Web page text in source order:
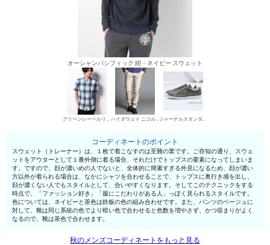
オーシャンパシフィック 紺・ネイビー スウェット
グリーンレーベルリラクシング シャツ ハイダウェイ ニコル デニムパンツ・ジーンズ ジャーナルスタンダード ローカットスニーカー
コーディネートのポイント
スウェット（トレーナー）は、１枚で着こなすのは至難の業です。ご存知の通り、スウェ
ットをアウターとして１番外側に着る場合、それだけでトップスの要素になってしまいま
す。ですので、顔が濃いめの人でないと、全体的に簡素すぎる外見になるため、顔が濃い
方以外が着られる場合は、なかにシャツを合わせることで、トップスに奥行き感を出し、
顔が濃くない人でもスタイルとして、合いやすくなります。そしてこのテクニックをする
時点で、「ファッション好き」「服にこだわりがある人」っぽく見られるスタイルです。
色については、ネイビーと茶色は鉄板の色の組み合わせです。また、パンツのベージュに
対して、靴は同じ系統の色でより暗い色で合わせると色数を増やさず、かつ収まりがよく
なるので、靴は茶色で合わせます。
秋のメンズコーディネートをもっと見る